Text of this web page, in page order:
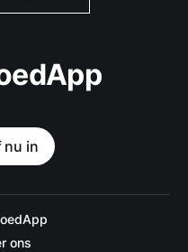
nu in
ons